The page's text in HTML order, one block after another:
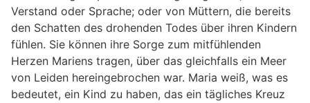
Verstand oder Sprache; oder von Müttern, die bereits
den Schatten des drohenden Todes über ihren Kindern
fühlen. Sie können ihre Sorge zum mitfühlenden
Herzen Mariens tragen, über das gleichfalls ein Meer
von Leiden hereingebrochen war. Maria weiß, was es
bedeutet, ein Kind zu haben, das ein tägliches Kreuz